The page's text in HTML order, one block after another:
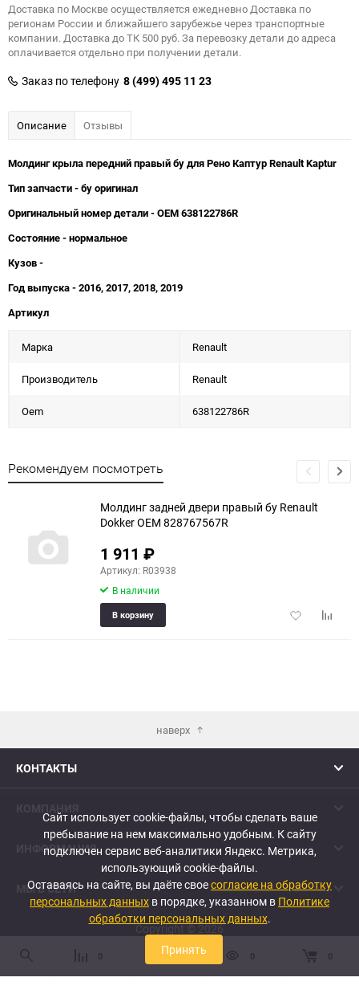
Доставка по Москве осуществляется ежедневно Доставка по
регионам России и ближайшего зарубежье через транспортные
компании. Доставка до ТК 500 руб. За перевозку детали до адреса
оплачивается отдельно при получении детали.
Заказ по телефону 8 (499) 495 11 23
Описание Отзывы
Молдинг крыла передний правый бу для Рено Каптур Renault Kaptur
Тип запчасти - бу оригинал
Оригинальный номер детали - OEM 638122786R
Состояние - нормальное
Кузов -
Год выпуска - 2016, 2017, 2018, 2019
Артикул
Марка Renault
Производитель Renault
Oem 638122786R
Рекомендуем посмотреть
Молдинг задней двери правый бу Renault
Dokker OEM 828767567R
1 911 ₽
Артикул: R03938
В наличии
Добавить
В корзину
наверх
КОНТАКТЫ
ИНФОРМАЦИЯ
МЫ В СЕТИ
Copyright © 2026
0 0 0 0
Сайт использует cookie-файлы, чтобы сделать ваше
пребывание на нем максимально удобным. К cайту
подключен сервис веб-аналитики Яндекс. Метрика,
использующий cookie-файлы.
Оставаясь на сайте, вы даёте своесогласие на обработку
персональных данных в порядке, указанном в Политике
обработки персональных данных.
Принять